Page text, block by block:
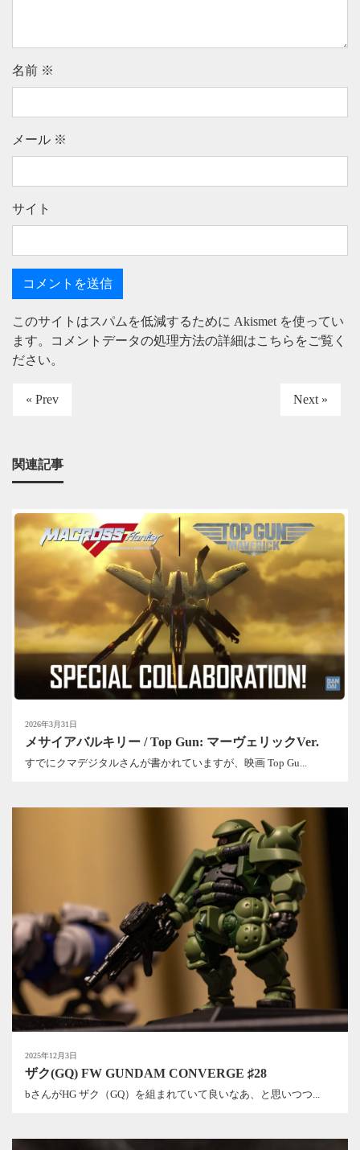
名前 ※
メール ※
サイト
このサイトはスパムを低減するために Akismet を使ってい
ます。
コメントデータの処理方法の詳細はこちらをご覧く
ださい。
« Prev Next »
関連記事
2026年3月31日
メサイアバルキリー / Top Gun: マーヴェリックVer.
すでにクマデジタルさんが書かれていますが、映画 Top Gu...
2025年12月3日
ザク(GQ) FW GUNDAM CONVERGE ♯28
bさんがHG ザク（GQ）を組まれていて良いなあ、と思いつつ...